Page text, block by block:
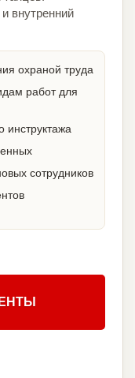
внутренний
охраной труда
работ для
инструктажа
сотрудников